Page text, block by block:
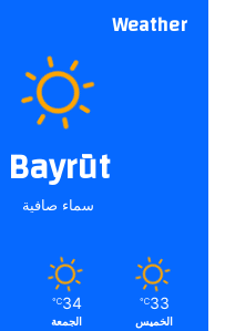
Weather
Bayrūt
سماء صافية
33
℃
الخميس
34
℃
الجمعة